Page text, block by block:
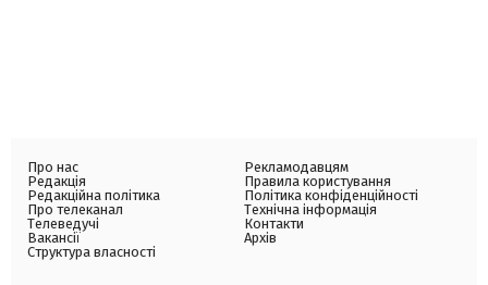
Про нас
Редакція
Редакційна політика
Про телеканал
Телеведучі
Вакансії
Структура власності
Рекламодавцям
Правила користування
Політика конфіденційності
Технічна інформація
Контакти
Архів